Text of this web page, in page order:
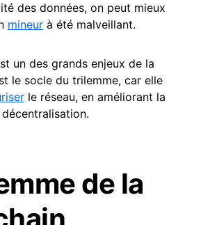
des données, on peut mieux
mineur à été malveillant.
un des grands enjeux de la
le socle du trilemme, car elle
le réseau, en améliorant la
de la